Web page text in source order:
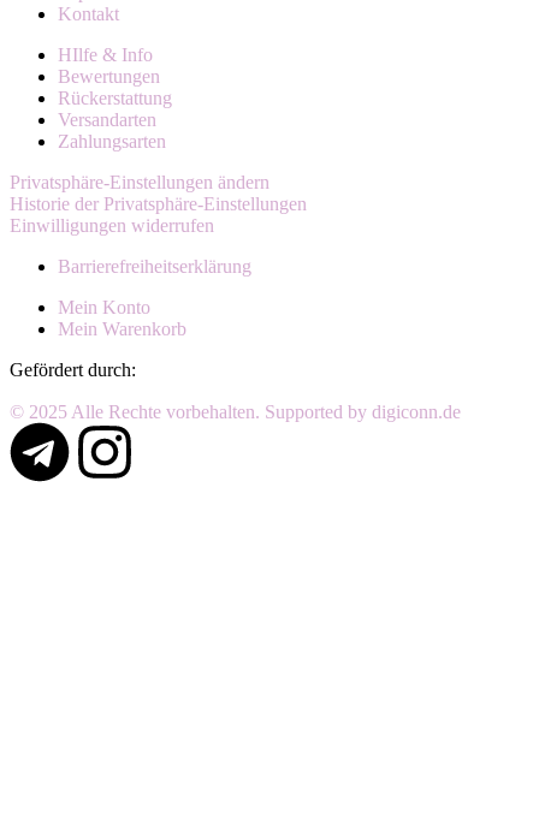
Kontakt
HIlfe & Info
Bewertungen
Rückerstattung
Versandarten
Zahlungsarten
Privatsphäre-Einstellungen ändern
Historie der Privatsphäre-Einstellungen
Einwilligungen widerrufen
Barrierefreiheitserklärung
Mein Konto
Mein Warenkorb
Gefördert durch:
© 2025 Alle Rechte vorbehalten. Supported by digiconn.de